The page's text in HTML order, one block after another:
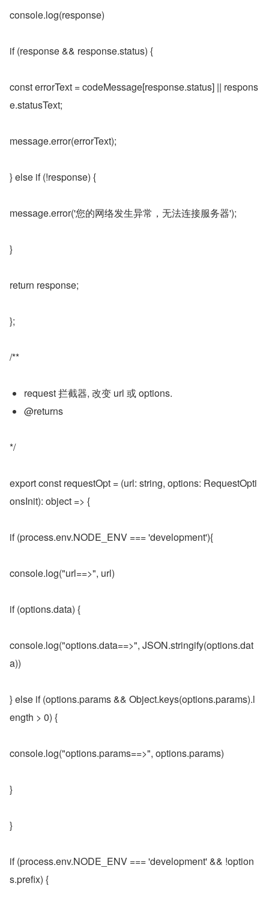
console.log(response)
if (response && response.status) {
const errorText = codeMessage[response.status] || respons
e.statusText;
message.error(errorText);
} else if (!response) {
message.error('您的网络发生异常，无法连接服务器');
}
return response;
};
/**
request 拦截器, 改变 url 或 options.
@returns
*/
export const requestOpt = (url: string, options: RequestOpti
onsInit): object => {
if (process.env.NODE_ENV === 'development'){
console.log("url==>", url)
if (options.data) {
console.log("options.data==>", JSON.stringify(options.dat
a))
} else if (options.params && Object.keys(options.params).l
ength > 0) {
console.log("options.params==>", options.params)
}
}
if (process.env.NODE_ENV === 'development' && !option
s.prefix) {